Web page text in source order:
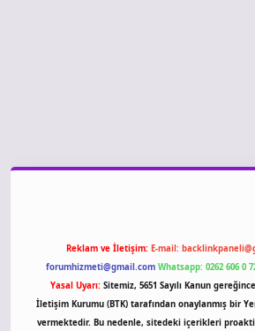
Reklam ve İletişim: E-mail:
forumhizmeti@gmail.com Whatsapp: 0262 606 0
Yasal Uyarı: Sitemiz, 5651 Sayılı Kanun
İletişim Kurumu (BTK) tarafından onaylanmış bir
vermektedir. Bu nedenle, sitedeki içerikleri